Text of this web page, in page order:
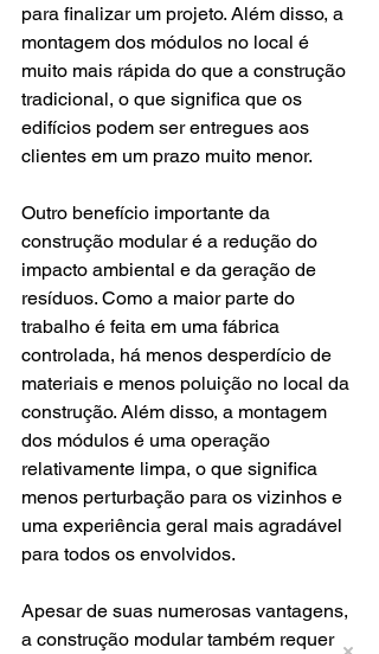
para finalizar um projeto. Além disso, a
montagem dos módulos no local é
muito mais rápida do que a construção
tradicional, o que significa que os
edifícios podem ser entregues aos
clientes em um prazo muito menor.
Outro benefício importante da
construção modular é a redução do
impacto ambiental e da geração de
resíduos. Como a maior parte do
trabalho é feita em uma fábrica
controlada, há menos desperdício de
materiais e menos poluição no local da
construção. Além disso, a montagem
dos módulos é uma operação
relativamente limpa, o que significa
menos perturbação para os vizinhos e
uma experiência geral mais agradável
para todos os envolvidos.
Apesar de suas numerosas vantagens,
a construção modular também requer